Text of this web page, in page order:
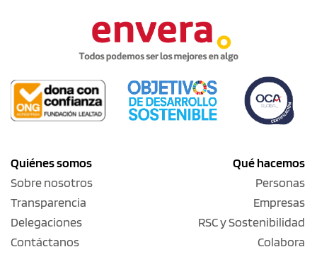
Quiénes somos
Sobre nosotros
Transparencia
Delegaciones
Contáctanos
Qué hacemos
Personas
Empresas
RSC y Sostenibilidad
Colabora